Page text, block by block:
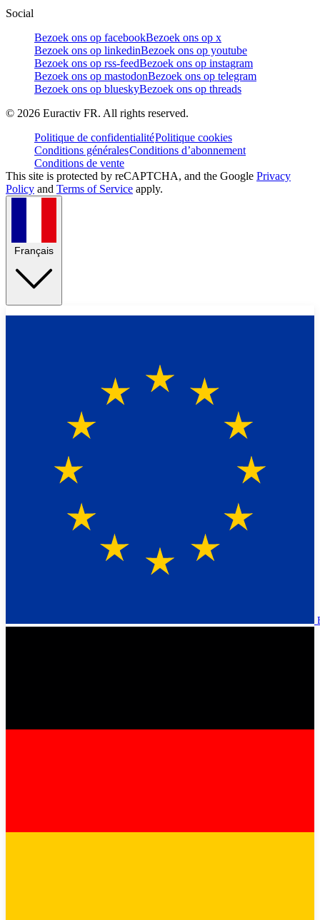
Social
Bezoek ons op facebookBezoek ons op x
Bezoek ons op linkedinBezoek ons op youtube
Bezoek ons op rss-feedBezoek ons op instagram
Bezoek ons op mastodonBezoek ons op telegram
Bezoek ons op blueskyBezoek ons op threads
© 2026 Euractiv FR. All rights reserved.
Politique de confidentialitéPolitique cookies
Conditions généralesConditions d’abonnement
Conditions de vente
This site is protected by reCAPTCHA, and the Google Privacy
Policy and Terms of Service apply.
Français